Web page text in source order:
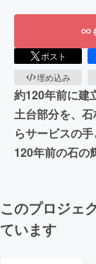
ポスト
埋め込み
約120年前に建
土台部分を、
らサービスの
120年前の石の
このプロジェ
ています